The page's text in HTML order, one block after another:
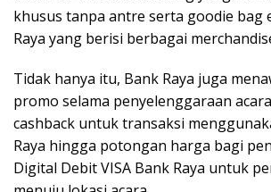
khusus tanpa antre serta goodie bag
Raya yang berisi berbagai
Tidak hanya itu, Bank Raya juga
promo selama penyelenggaraan
cashback untuk transaksi
Raya hingga potongan harga bagi
Digital Debit VISA Bank Raya untuk